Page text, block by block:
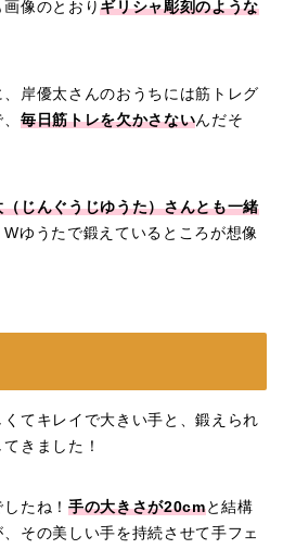
像のとおりギリシャ彫刻のような
岸優太さんのおうちには筋トレグ
毎日筋トレを欠かさないんだそ
（じんぐうじゆうた）さんとも一緒
ゆうたで鍛えているところが想像
てキレイで大きい手と、鍛えられ
きました！
したね！ 手の大きさが20cmと結構
その美しい手を持続させて手フェ